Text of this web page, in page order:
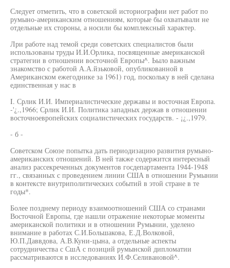
Следует отметить, что в советской историографии нет работ по
румыно-американским отношениям, которые бы охватывали не
отдельные их стороны, а носили бы комплексный характер.
Лри работе над темой среди советских специалистов были
использованы труды И.И.Орлика, посвященные американской
стратегии в отношении восточной Европы^. Ьыло важным
знакомство с работой А.А.йзьковой, опубликованной в
Американском ежегоднике за 1961) год, поскольку в ней сделана
единственная у нас в
I. Срлик И.И. Империалистические державы и восточная Европа.
-'¿.,1966; Срлик И.И. Политика западных держав в отношении
восточноевропейских социалистических государств. - ¡¿.,1979.
- б -
Советском Союзе попытка дать периодизацию развития румыно-
американских отношений. В ней также содержится интересный
анализ рассекреченных документов госдепартамента 1944-1948
гг., связанных с проведением линии США в отношении Румынии
в контексте внутриполитических событий в этой стране в те
годы*.
Более позднему периоду взаимоотношений США со странами
Восточной Европы, где нашли отражение некоторые моменты
американской политики и в отношении Румынии, уделено
внимание в работах С.И.Большакова, Е.Д.Волковой,
Ю.П.Даввдова, А.В.Куни-цына, а отдельные аспекты
сотрудничества с СшА с позиций румынской дипломатии
рассматриваются в исследованиях И.Ф.Селивановой^.